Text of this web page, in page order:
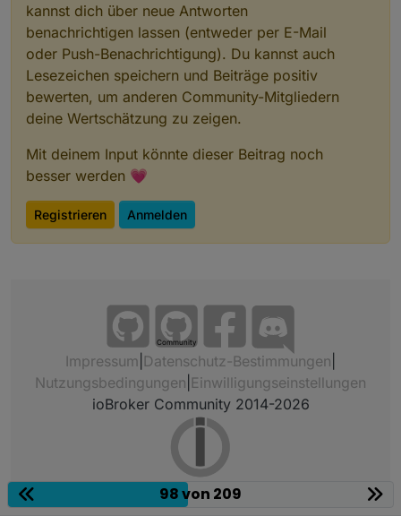
kannst dich über neue Antworten
benachrichtigen lassen (entweder per E-Mail
oder Push-Benachrichtigung). Du kannst auch
Lesezeichen speichern und Beiträge positiv
bewerten, um anderen Community-Mitgliedern
deine Wertschätzung zu zeigen.
Mit deinem Input könnte dieser Beitrag noch
besser werden 💗
Registrieren Anmelden
Community
Impressum Datenschutz-Bestimmungen
Nutzungsbedingungen Einwilligungseinstellungen
ioBroker Community 2014-2026
98 von 209